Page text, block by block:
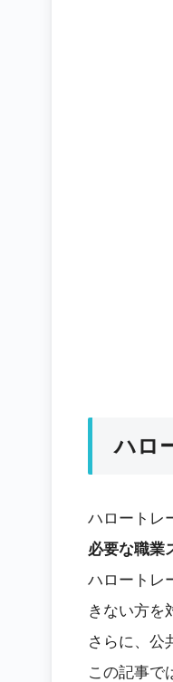
ハロ
ハロートレ
必要な職業
ハロートレ
きない方を
さらに、公
この記事で